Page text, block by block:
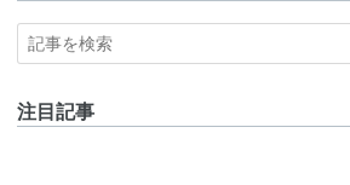
注目記事